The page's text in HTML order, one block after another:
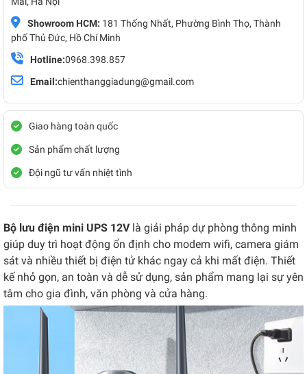
Showroom HCM: 181 Thống Nhất, Phường Bình Thọ, Thành
phố Thủ Đức, Hồ Chí Minh
Hotline:0968.398.857
Email:chienthanggiadung@gmail.com
Giao hàng toàn quốc
Sản phẩm chất lượng
Đội ngũ tư vấn nhiệt tình
Bộ lưu điện mini UPS 12Vlà giải pháp dự phòng thông minh
giúp duy trì hoạt động ổn định cho modem wifi, camera giám
sát và nhiều thiết bị điện tử khác ngay cả khi mất điện. Thiết
kế nhỏ gọn, an toàn và dễ sử dụng, sản phẩm mang lại sự yên
tâm cho gia đình, văn phòng và cửa hàng.